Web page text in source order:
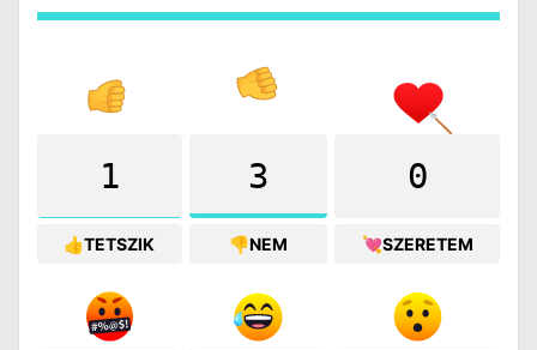
1
👍TETSZIK
3
👎NEM
0
💘SZERETEM